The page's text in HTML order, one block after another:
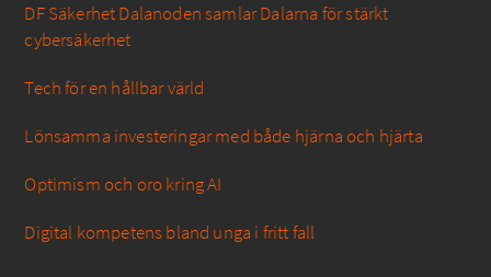
DF Säkerhet Dalanoden samlar Dalarna för stärkt
cybersäkerhet
Tech för en hållbar värld
Lönsamma investeringar med både hjärna och hjärta
Optimism och oro kring AI
Digital kompetens bland unga i fritt fall